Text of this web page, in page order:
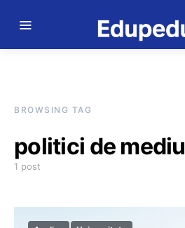
BROWSING TAG
politici de mediu
1 post